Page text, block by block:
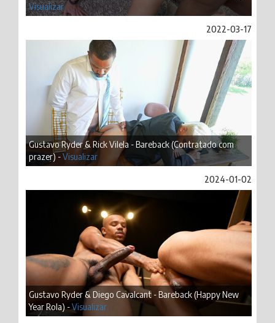
Visualizar
2022-03-17
Gustavo Ryder & Rick Vilela - Bareback (Contratado com
prazer) -Visualizar
2024-01-02
Gustavo Ryder & Diego Cavalcant - Bareback (Happy New
Year Rola) -Visualizar